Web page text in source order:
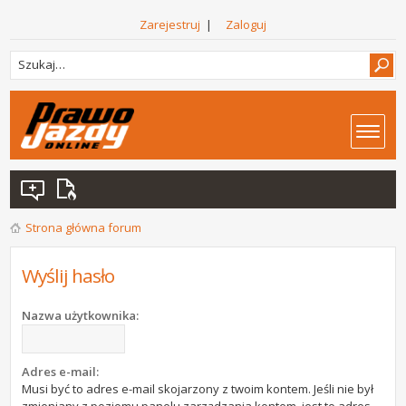
Zarejestruj | Zaloguj
Strona główna forum
Wyślij hasło
Nazwa użytkownika:
Adres e-mail:
Musi być to adres e-mail skojarzony z twoim kontem. Jeśli nie był